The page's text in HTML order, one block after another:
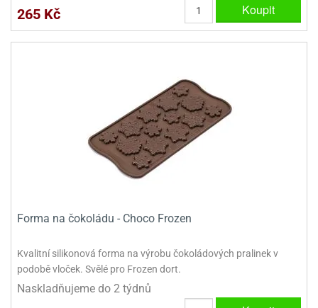
265 Kč Koupit
Forma na čokoládu - Choco Frozen
Kvalitní silikonová forma na výrobu čokoládových pralinek v
podobě vloček. Svělé pro Frozen dort.
Naskladňujeme do 2 týdnů